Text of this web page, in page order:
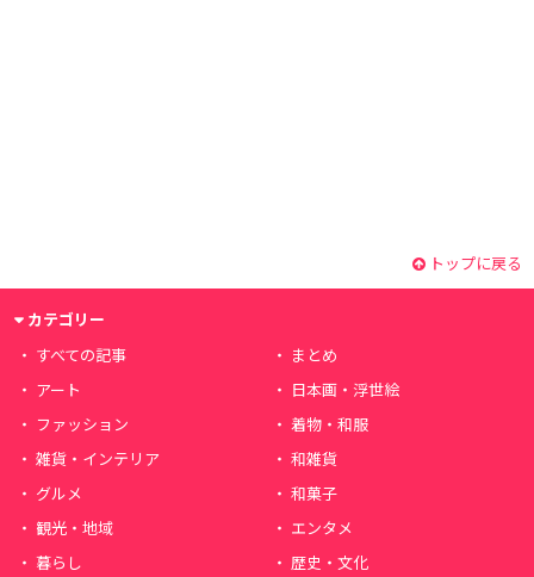
トップに戻る
カテゴリー
すべての記事
まとめ
アート
日本画・浮世絵
ファッション
着物・和服
雑貨・インテリア
和雑貨
グルメ
和菓子
観光・地域
エンタメ
暮らし
歴史・文化